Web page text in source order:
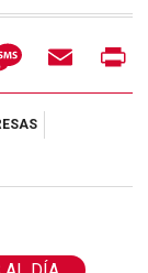
MessageEmail